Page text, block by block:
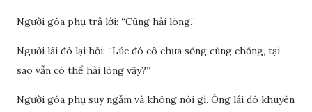
Người góa phụ trả lời: “Cũng hài lòng.”
Người lái đò lại hỏi: “Lúc đó cô chưa sống cùng chồng, tại
sao vẫn có thể hài lòng vậy?”
Người góa phụ suy ngẫm và không nói gì. Ông lái đò khuyên